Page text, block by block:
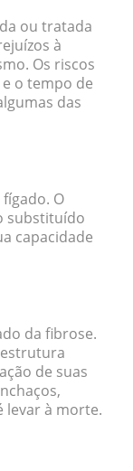
ou tratada
à
Os riscos
o tempo de
das
O
substituído
capacidade
da fibrose.
de suas
levar à morte.